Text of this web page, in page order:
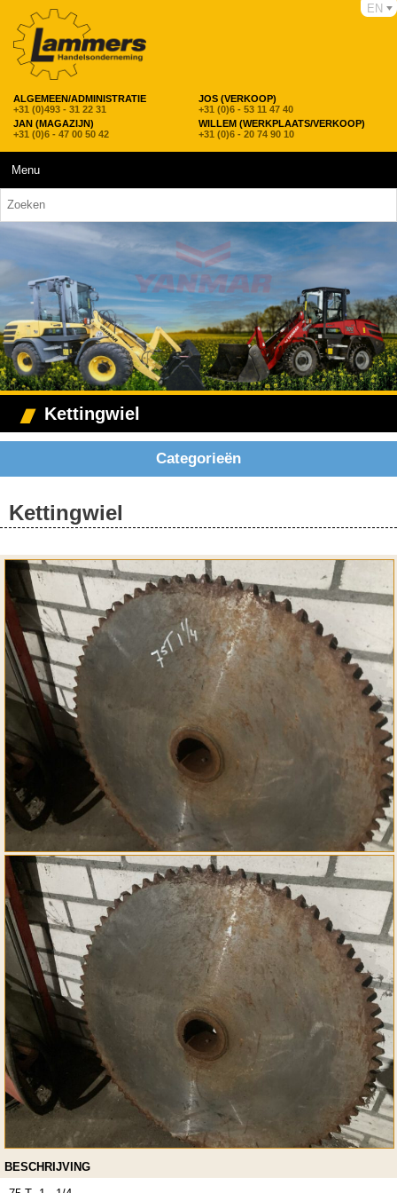
ALGEMEEN/ADMINISTRATIE
+31 (0)493 - 31 22 31
JOS (VERKOOP)
+31 (0)6 - 53 11 47 40
JAN (MAGAZIJN)
+31 (0)6 - 47 00 50 42
WILLEM (WERKPLAATS/VERKOOP)
+31 (0)6 - 20 74 90 10
EN
Menu
Kettingwiel
Categorieën
Kettingwiel
BESCHRIJVING